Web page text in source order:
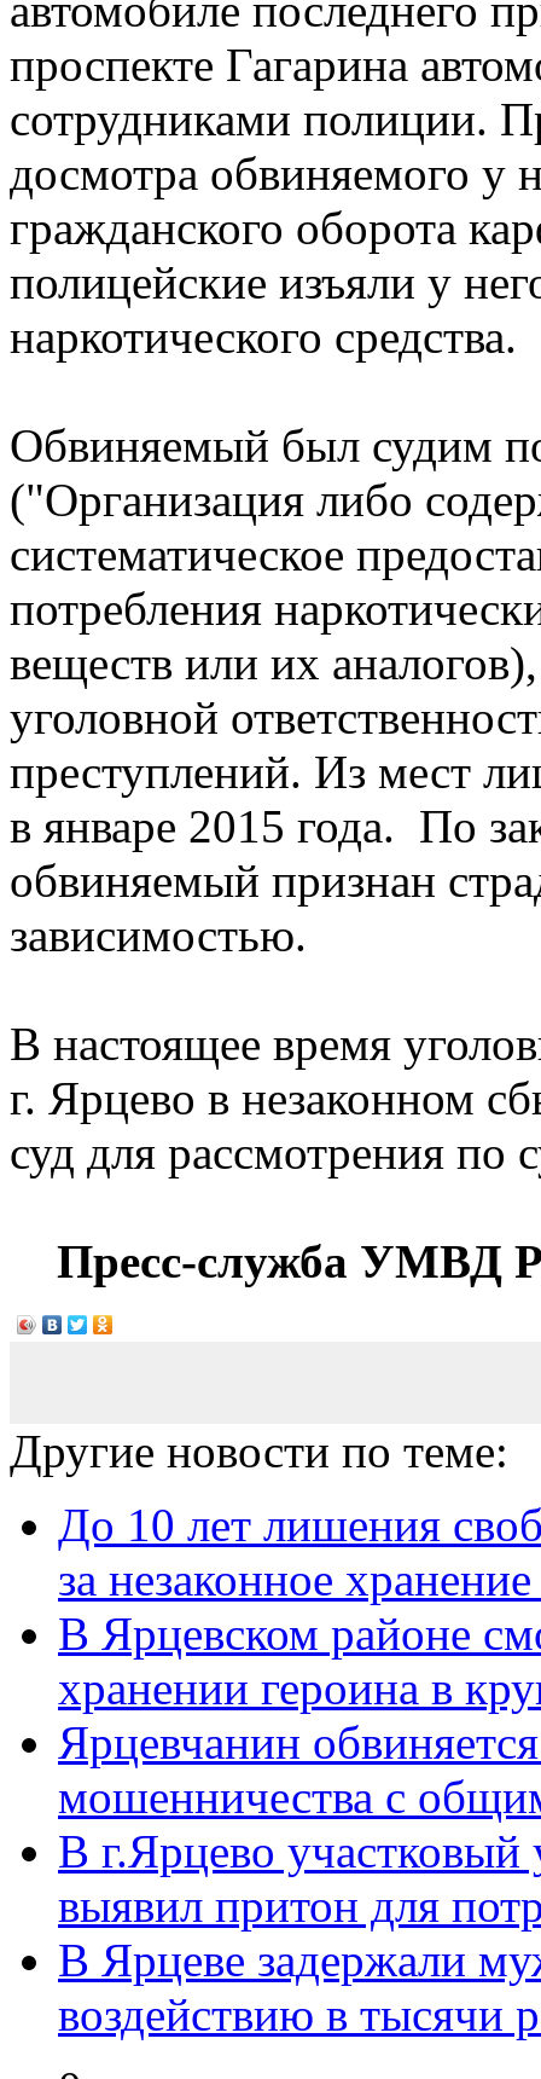
проспекте Гагарина
сотрудниками полиции.
досмотра обвиняемого у
гражданского оборота
полицейские изъяли у
наркотического средства.
Обвиняемый был судим
("Организация либо
систематическое
потребления
веществ или их
уголовной
преступлений. Из мест
в январе 2015 года. По
обвиняемый признан
зависимостью.
В настоящее время
г. Ярцево в незаконном
суд для рассмотрения по
Пресс-служба УМВД
Другие новости по теме:
До 10 лет лишения
за незаконное
В Ярцевском районе
хранении героина в
Ярцевчанин
мошенничества с
В г.Ярцево
выявил притон для
В Ярцеве задержали
воздействию в тысячи